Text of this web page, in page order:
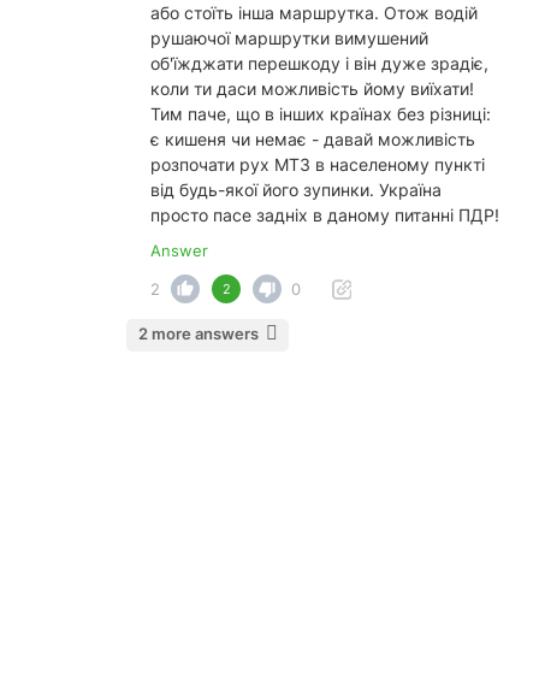
або стоїть інша маршрутка. Отож водій
рушаючої маршрутки вимушений
об'їжджати перешкоду і він дуже зрадіє,
коли ти даси можливість йому виїхати!
Тим паче, що в інших країнах без різниці:
є кишеня чи немає - давай можливість
розпочати рух МТЗ в населеному пункті
від будь-якої його зупинки. Україна
просто пасе задніх в даному питанні ПДР!
Answer
2
2 0
2 more answers